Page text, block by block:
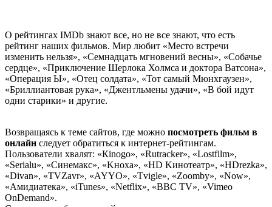
О рейтингах IMDb знают все, но не все знают, что есть
рейтинг наших фильмов. Мир любит «Место встречи
изменить нельзя», «Семнадцать мгновений весны», «Собачье
сердце», «Приключение Шерлока Холмса и доктора Ватсона»,
«Операция Ы», «Отец солдата», «Тот самый Мюнхгаузен»,
«Бриллиантовая рука», «Джентльмены удачи», «В бой идут
одни старики» и другие.
Возвращаясь к теме сайтов, где можно посмотреть фильм в
онлайн следует обратиться к интернет-рейтингам.
Пользователи хвалят: «Кinоgо», «Rutrасkеr», «Lоstfilm»,
«Sеriаlu», «Cинемакс», «Kнохa», «НD Kинотeaтp», «НDrеzkа»,
«Divan», «TVZavr», «AYYO», «Tvigle», «Zoomby», «Now»,
«Амидиатека», «iTunes», «Netflix», «BBC TV», «Vimeo
OnDemand».